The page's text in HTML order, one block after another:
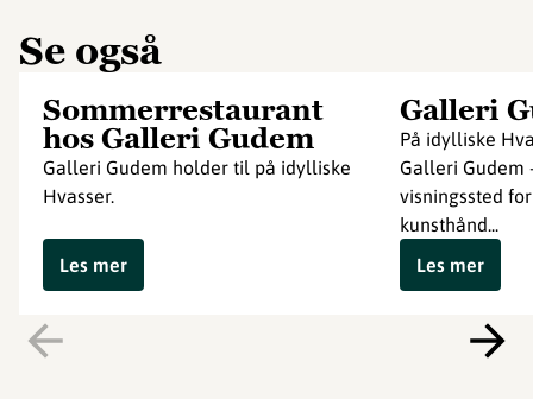
Se også
Sommerrestaurant
hos Galleri Gudem
Galleri Gudem holder til på idylliske
Hvasser.
Les mer
Galleri
På idylliske
Galleri Gudem
visningssted
kunsthånd...
Les mer